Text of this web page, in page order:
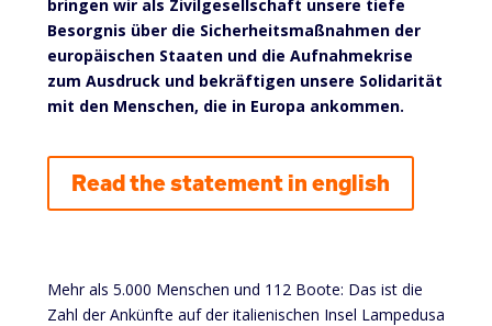
bringen wir als Zivilgesellschaft unsere tiefe
Besorgnis über die Sicherheitsmaßnahmen der
europäischen Staaten und die Aufnahmekrise
zum Ausdruck und bekräftigen unsere Solidarität
mit den Menschen, die in Europa ankommen.
Read the statement in english
Mehr als 5.000 Menschen und 112 Boote: Das ist die
Zahl der Ankünfte auf der italienischen Insel Lampedusa